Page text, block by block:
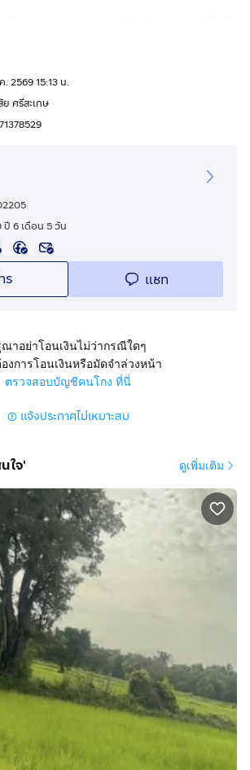
ที่แปลงสวย ประมาณสี่เหลื่อมผืนฝ้า พื้นที่
าน น้ำประปา - ไฟฟ้า เข้าถึง
ปานครหลวง ไฟฟ้า-การไฟฟ้านครหลวง
ตำบลก้านเหลือง อำเภออุพรพิสัย
รพิสัย
พิสัย
พิสัย
รพิสัย
กำแพงใหญ่
ห้างโลตัส สถานที่ ราชการ ต่างๆ
าณ 5 กิโลเมตร เดินทางสะดวกมากๆ
องนา หรือ ทำสวนผลไม้ สวนทุเรียน
มากๆ
ยเพราะทำธุรกิจที่กรุงเทพ ที่ดินตอนนี้
นใจซื้อจริงๆ ชอบที่ดินแปลงนี้จริงๆ และ
ทรศัพท์ มาพูดคุยสอบถามได้ค่ะ
ดกัน แปลงหน้าติดถนนคอนกรีต
maps?
นายหน้า ไม่ตัองโทรมานะคะ อยากได้
องค่ะ รับสายไม่ไหวแล้วค่ะ ขอบคุณค่ะ
. 2569 15:13 น.
ศรีสะเกษ
ปี 6 เดือน 5 วัน
ร แชท
ณาอย่าโอนเงินไม่ว่ากรณีใดๆ
งการโอนเงินหรือมัดจำล่วงหน้า
ตรวจสอบบัญชีคนโกง ที่นี่
แจ้งประกาศไม่เหมาะสม
ใจ' ดูเพิ่มเติม